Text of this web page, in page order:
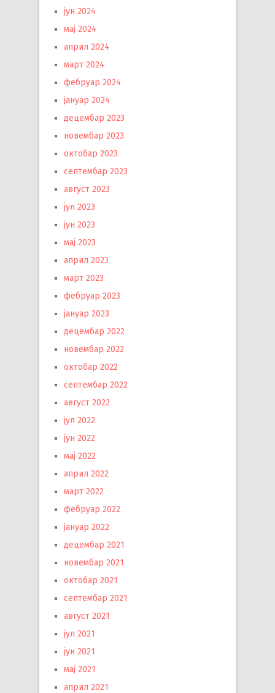
јун 2024
мај 2024
април 2024
март 2024
фебруар 2024
јануар 2024
децембар 2023
новембар 2023
октобар 2023
септембар 2023
август 2023
јул 2023
јун 2023
мај 2023
април 2023
март 2023
фебруар 2023
јануар 2023
децембар 2022
новембар 2022
октобар 2022
септембар 2022
август 2022
јул 2022
јун 2022
мај 2022
април 2022
март 2022
фебруар 2022
јануар 2022
децембар 2021
новембар 2021
октобар 2021
септембар 2021
август 2021
јул 2021
јун 2021
мај 2021
април 2021